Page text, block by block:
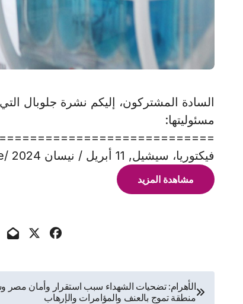
السادة المشتركون، إليكم نشرة جلوبال
مسئوليتها:
فيكتوريا، سيشيل, 11 أبريل / نيسان 2024 /PRNewswire/ — يسر شركة
مشاهدة المزيد
تصفّح
الأهرام: تضحيات الشهداء سبب استقرار وأمان
منطقة تموج بالعنف والمؤامرات والإرهاب